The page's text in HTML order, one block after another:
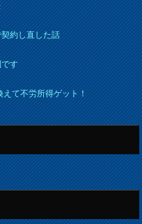
約し直した話
です
えて不労所得ゲット！